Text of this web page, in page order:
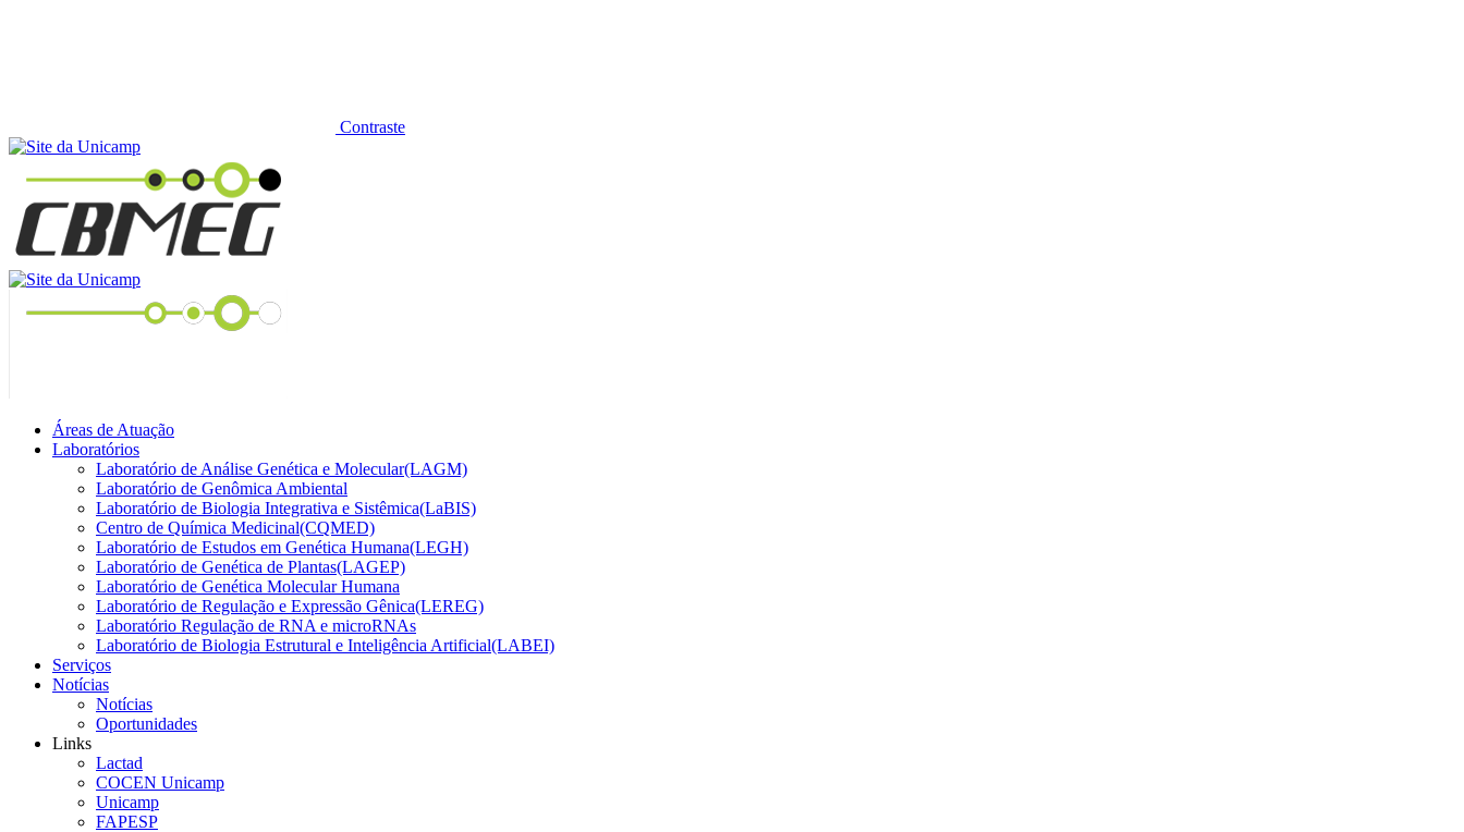
Contraste
Áreas de Atuação
Laboratórios
Laboratório de Análise Genética e Molecular(LAGM)
Laboratório de Genômica Ambiental
Laboratório de Biologia Integrativa e Sistêmica(LaBIS)
Centro de Química Medicinal(CQMED)
Laboratório de Estudos em Genética Humana(LEGH)
Laboratório de Genética de Plantas(LAGEP)
Laboratório de Genética Molecular Humana
Laboratório de Regulação e Expressão Gênica(LEREG)
Laboratório Regulação de RNA e microRNAs
Laboratório de Biologia Estrutural e Inteligência Artificial(LABEI)
Serviços
Notícias
Notícias
Oportunidades
Links
Lactad
COCEN Unicamp
Unicamp
FAPESP